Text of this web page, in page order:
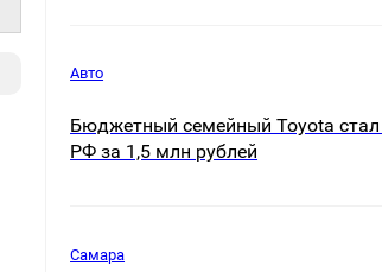
Авто
Бюджетный семейный Toyota стал
РФ за 1,5 млн рублей
Самара